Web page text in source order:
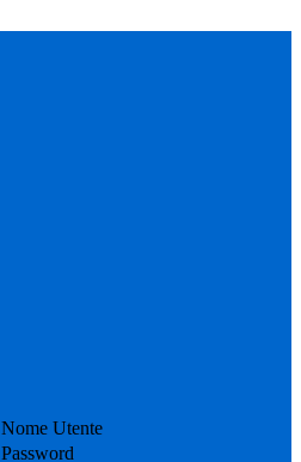
Nome Utente
Password